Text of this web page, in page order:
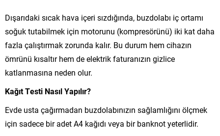
Dışarıdaki sıcak hava içeri sızdığında, buzdolabı iç ortamı
soğuk tutabilmek için motorunu (kompresörünü) iki kat daha
fazla çalıştırmak zorunda kalır. Bu durum hem cihazın
ömrünü kısaltır hem de elektrik faturanızın gizlice
katlanmasına neden olur.
Kağıt Testi Nasıl Yapılır?
Evde usta çağırmadan buzdolabınızın sağlamlığını ölçmek
için sadece bir adet A4 kağıdı veya bir banknot yeterlidir.